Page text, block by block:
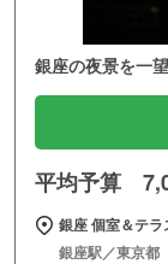
銀座の夜景を一
平均予算
銀座 個室＆テ
銀座駅／東京都